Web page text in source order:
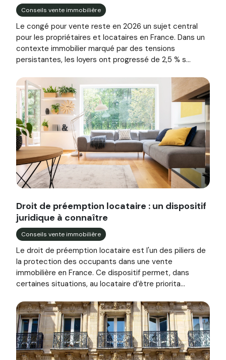
Conseils vente immobilière
Le congé pour vente reste en 2026 un sujet central
pour les propriétaires et locataires en France. Dans un
contexte immobilier marqué par des tensions
persistantes, les loyers ont progressé de 2,5 % s...
Image illustrant l'article "Droit de préemption locataire :
Droit de préemption locataire : un dispositif
juridique à connaître
Conseils vente immobilière
Le droit de préemption locataire est l'un des piliers de
la protection des occupants dans une vente
immobilière en France. Ce dispositif permet, dans
certaines situations, au locataire d’être priorita...